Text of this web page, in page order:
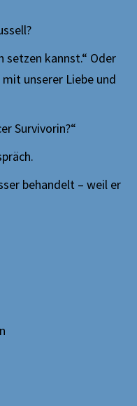
setzen kannst.“ Oder
unserer Liebe und
Survivorin?“
behandelt – weil er